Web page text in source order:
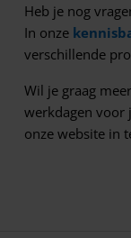
Heb je nog
In onze
verschillende
Wil je graag
werkdagen voor
onze website in